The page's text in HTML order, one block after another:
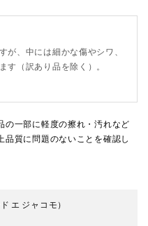
が、中には細かな傷やシワ、
す（訳あり品を除く）。
の一部に軽度の擦れ・汚れなど
質に問題のないことを確認し
エ ジャコモ）